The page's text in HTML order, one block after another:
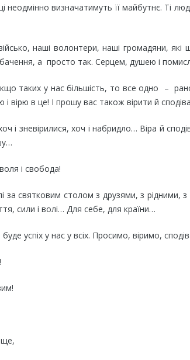
неодмінно визначатимуть її майбутнє. Ті
наші волонтери, наші громадяни,
а просто так. Серцем, душею і
таких у нас більшість, то все одно –
вірю в це! І прошу вас також вірити й
і зневірилися, хоч і набридло… Віра й
і свобода!
за святковим столом з друзями, з
сили і волі… Для себе, для країни…
успіх у нас у всіх. Просимо, віримо,